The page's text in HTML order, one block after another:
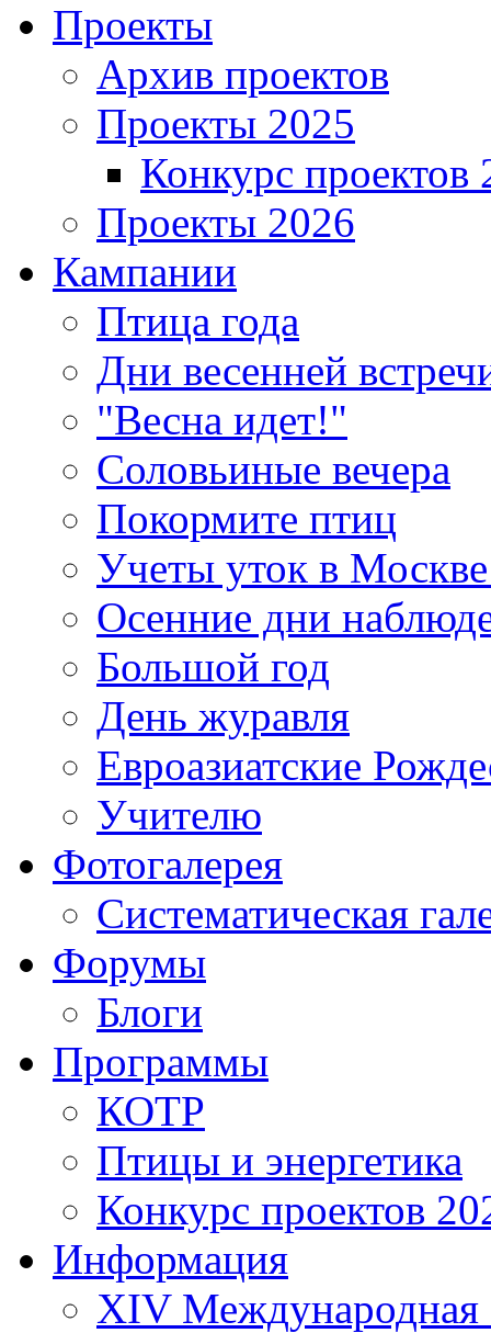
Проекты
Архив проектов
Проекты 2025
Конкурс проектов
Проекты 2026
Кампании
Птица года
Дни весенней
"Весна идет!"
Соловьиные вечера
Покормите птиц
Учеты уток в
Осенние дни
Большой год
День журавля
Евроазиатские
Учителю
Фотогалерея
Систематическая
Форумы
Блоги
Программы
КОТР
Птицы и энергетика
Конкурс проектов
Информация
XIV Международная